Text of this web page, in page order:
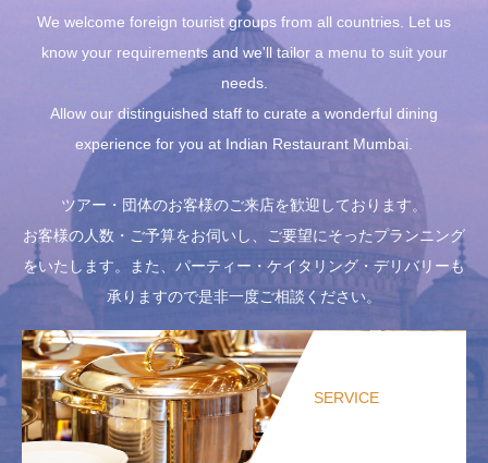
We welcome foreign tourist groups from all countries. Let us
know your requirements and we'll tailor a menu to suit your
needs.
Allow our distinguished staff to curate a wonderful dining
experience for you at Indian Restaurant Mumbai.
ツアー・団体のお客様のご来店を歓迎しております。
お客様の人数・ご予算をお伺いし、ご要望にそったプランニング
をいたします。また、パーティー・ケイタリング・デリバリーも
承りますので是非一度ご相談ください。
SERVICE